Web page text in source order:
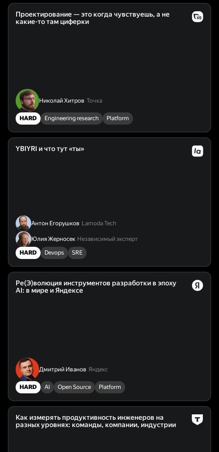
Проектирование — это когда чувствуешь, а не
какие-то там циферки
Николай Хитров Точка
HARD Engineering research Platform
YBIYRI и что тут «ты»
Антон Егорушков Lamoda Tech
Юлия Жерносек Независимый эксперт
HARD Devops SRE
Ре(Э)волюция инструментов разработки в эпоху
AI: в мире и Яндексе
Дмитрий Иванов Яндекс
HARD AI Open Source Platform
Как измерять продуктивность инженеров на
разных уровнях: команды, компании, индустрии